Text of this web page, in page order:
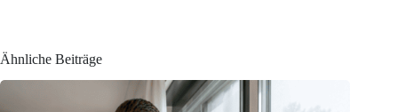
Ähnliche Beiträge